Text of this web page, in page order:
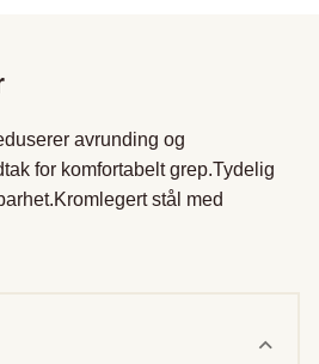
avrunding og
for komfortabelt grep.Tydelig
stål med